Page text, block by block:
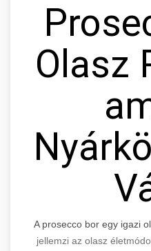
Olasz
A prosecco bor egy igazi
jellemzi az olasz